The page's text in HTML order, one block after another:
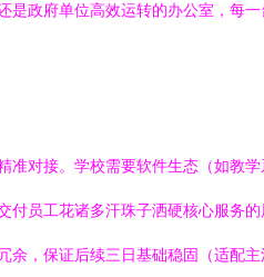
是政府单位高效运转的办公室，每
准对接。学校需要软件生态（如教
付员工花诸多汗珠子洒硬核心服
，保证后续三日基础稳固（适配